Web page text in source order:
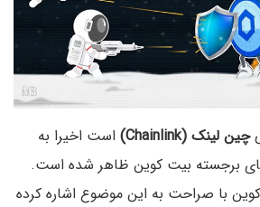
چین لینک (Chainlink)
است اخیرا به
برجسته بیت کوین ظاهر شده است.
با صراحت به این موضوع اشاره کرده